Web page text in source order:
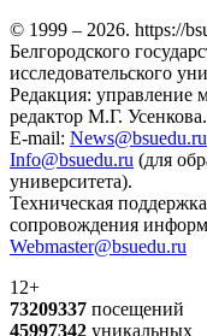
© 1999 – 2026. https://
Белгородского
исследовательского
Редакция: управление
редактор М.Г.
E-mail: News@bsuedu.ru
Info@bsuedu.ru (для
университета).
Техническая
сопровождения
Webmaster@bsuedu.ru
12+
73209337 посещений
45997342 уникальных